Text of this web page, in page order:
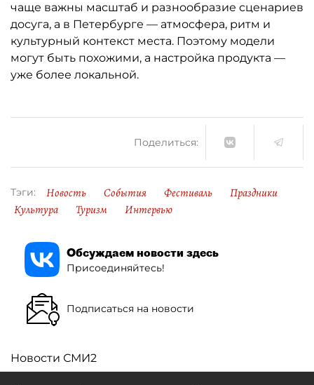
чаще важны масштаб и разнообразие сценариев
досуга, а в Петербурге — атмосфера, ритм и
культурный контекст места. Поэтому модели
могут быть похожими, а настройка продукта —
уже более локальной.
Поделиться:
Тэги: Новость События Фестиваль
Праздники
Культура
Туризм Интервью
Обсуждаем новости здесь
Присоединяйтесь!
Подписаться на новости
Новости СМИ2